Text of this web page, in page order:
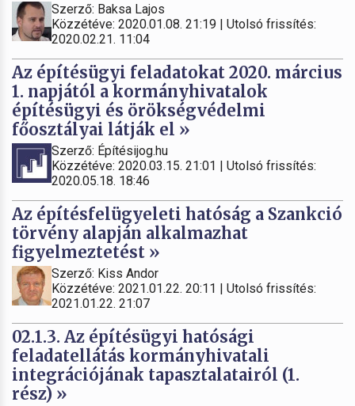
Szerző: Baksa Lajos
Közzétéve: 2020.01.08. 21:19 | Utolsó frissítés:
2020.02.21. 11:04
Az építésügyi feladatokat 2020. március
1. napjától a kormányhivatalok
építésügyi és örökségvédelmi
főosztályai látják el »
Szerző: Építésijog.hu
Közzétéve: 2020.03.15. 21:01 | Utolsó frissítés:
2020.05.18. 18:46
Az építésfelügyeleti hatóság a Szankció
törvény alapján alkalmazhat
figyelmeztetést »
Szerző: Kiss Andor
Közzétéve: 2021.01.22. 20:11 | Utolsó frissítés:
2021.01.22. 21:07
02.1.3. Az építésügyi hatósági
feladatellátás kormányhivatali
integrációjának tapasztalatairól (1.
rész) »